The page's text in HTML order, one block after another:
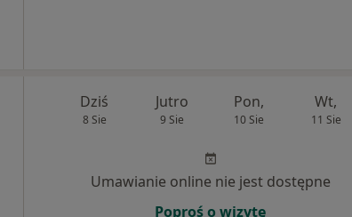
Dziś
8 Sie
Jutro
9 Sie
Pon,
10 Sie
Wt,
11 Sie
Umawianie online nie jest dostępne
Poproś o wizytę